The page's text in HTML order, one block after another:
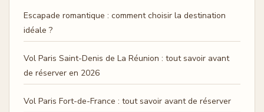
Escapade romantique : comment choisir la destination
idéale ?
Vol Paris Saint-Denis de La Réunion : tout savoir avant
de réserver en 2026
Vol Paris Fort-de-France : tout savoir avant de réserver